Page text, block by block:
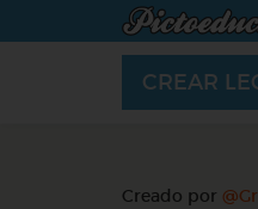
CREAR
Creado por